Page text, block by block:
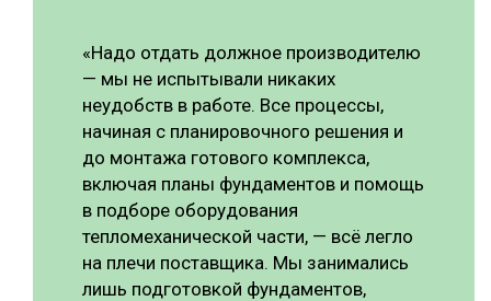
«Надо отдать должное производителю
— мы не испытывали никаких
неудобств в работе. Все процессы,
начиная с планировочного решения и
до монтажа готового комплекса,
включая планы фундаментов и помощь
в подборе оборудования
тепломеханической части, — всё легло
на плечи поставщика. Мы занимались
лишь подготовкой фундаментов,